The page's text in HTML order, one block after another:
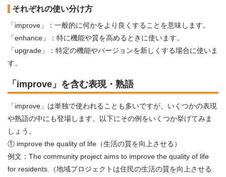
それぞれの使い分け方
「improve」：一般的に何かをより良くすることを意味します。
「enhance」：特に機能や質を高めるときに使います。
「upgrade」：特定の機能やバージョンを新しくする場合に使いま
す。
「improve」を含む表現・熟語
「improve」は単独で使われることも多いですが、いくつかの表現
や熟語の中にも登場します。以下にその例をいくつか挙げてみま
しょう。
① improve the quality of life（生活の質を向上させる）
例文：The community project aims to improve the quality of life
for residents.（地域プロジェクトは住民の生活の質を向上させる